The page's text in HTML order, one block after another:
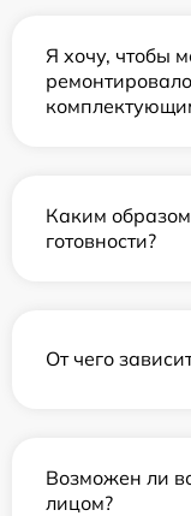
Я хочу, чтобы
Каким
готовности?
От чего
Возможен ли
лицом?